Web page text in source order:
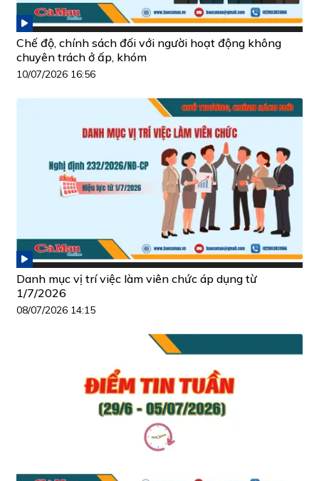
Chế độ, chính sách đối với người hoạt động không
chuyên trách ở ấp, khóm
10/07/2026 16:56
Danh mục vị trí việc làm viên chức áp dụng từ
1/7/2026
08/07/2026 14:15